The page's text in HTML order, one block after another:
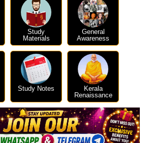
Study
Materials
General
Awareness
Study Notes
Kerala
Renaissance